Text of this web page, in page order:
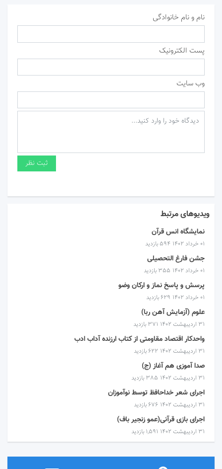
نام و نام خانوادگی
پست الکترونیک
وب سایت
ویدیوهای مرتبط
نمایشگاه انس قرآن
۰۱ خرداد ۱۴۰۲ 594 بازدید
جشن فارغ التحصیلی
۰۱ خرداد ۱۴۰۲ 355 بازدید
پرسش و پاسخ نماز و ارکان وضو
۰۱ خرداد ۱۴۰۲ 629 بازدید
علوم (آزمایش آهن ربا)
۳۱ اردیبهشت ۱۴۰۲ 371 بازدید
واحدکار اقتصاد مقاومتی از کتاب ارزنده آداب ادب
۳۱ اردیبهشت ۱۴۰۲ 622 بازدید
صدا آموزی هم آغاز (ج)
۳۱ اردیبهشت ۱۴۰۲ 385 بازدید
اجرای شعر خداحافظ توسط نوآموزان
۳۱ اردیبهشت ۱۴۰۲ 676 بازدید
اجرای بازی قرآنی(عمو زنجیر باف)
۳۱ اردیبهشت ۱۴۰۲ 1,591 بازدید